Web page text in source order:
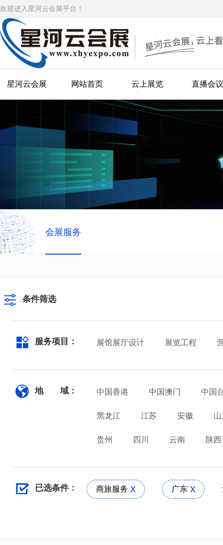
欢迎进入星河云会展平台！
星河云会展 网站首页 云上展览 直播会议
会展服务
条件筛选
服务项目： 展馆展厅设计 展览工程
地 域： 中国香港 中国澳门 中国
黑龙江 江苏 安徽
贵州 四川 云南 陕西
已选条件： 商旅服务 广东